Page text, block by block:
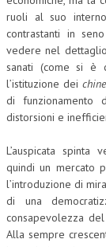
ruoli al suo
contrastanti in
vedere nel
sanati (come si è
l’istituzione dei
di funzionamento
distorsioni e
L’auspicata spinta
quindi un mercato
l’introduzione di
di una
consapevolezza
Alla sempre